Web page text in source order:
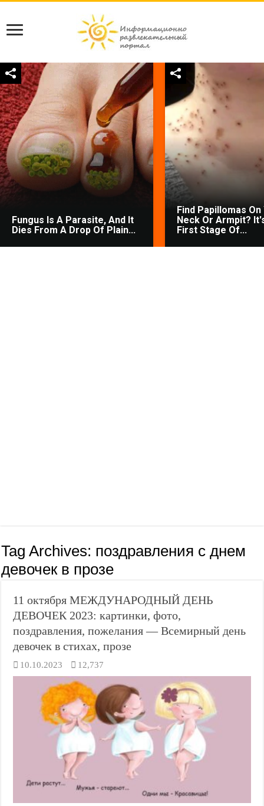
Fungus Is A Parasite, And It
Dies From A Drop Of Plain...
Find Papillomas On
Neck Or Armpit?
First Stage Of...
Tag Archives: поздравления с днем
девочек в прозе
11 октября МЕЖДУНАРОДНЫЙ ДЕНЬ
ДЕВОЧЕК 2023: картинки, фото,
поздравления, пожелания — Всемирный день
девочек в стихах, прозе
10.10.2023 12,737